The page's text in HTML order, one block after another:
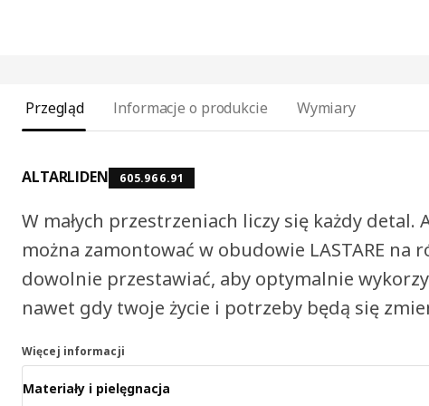
Przegląd Informacje o produkcie Wymiary
ALTARLIDEN 605.966.91
W małych przestrzeniach liczy się każdy detal.
można zamontować w obudowie LASTARE na
dowolnie przestawiać, aby optymalnie
nawet gdy twoje życie i potrzeby będą się
Więcej informacji
Materiały i pielęgnacja